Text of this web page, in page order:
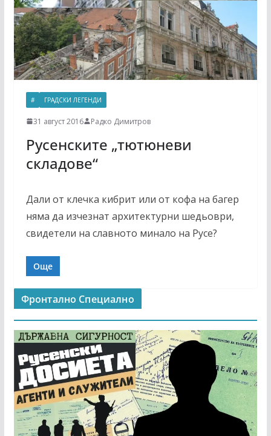
# ГРАДСКИ ЛЕГЕНДИ
31 август 2016 Радко Димитров
Русенските „тютюневи
складове“
Дали от клечка кибрит или от кофа на багер
няма да изчезнат архитектурни шедьоври,
свидетели на славното минало на Русе?
Още
Фронтално Специално